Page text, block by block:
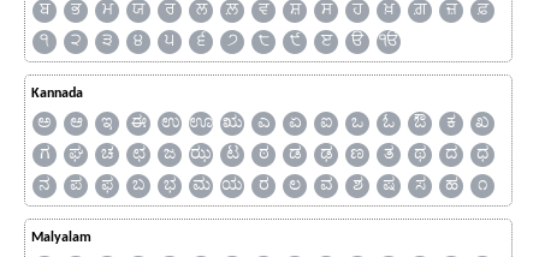
ਬ
ਭ ਮ ਯ ਰ ਲ ਲ਼ ਵ ਸ਼ ਸ ਹ ਖ਼ ਗ਼ ਜ਼
ਫ਼
੧
੨ ੩ ੪ ੫ ੬ ੭ ੮ ੯ ੲ ੳ ੴ
Kannada
ಅ ಆ ಇ ಈ ಉ ಊ ಋ ಎ ಏ ಐ ಒ ಓ ಔ ಕ
ಖ
ಗ
ಘ ಚ ಛ ಜ ಝ ಟ ಠ ಡ ಢ ಣ ತ ಥ ದ
ಧ
ನ
ಪ ಫ ಬ ಭ ಮ ಯ ರ ಲ ವ ಶ ಷ ಸ ಹ ೧
Malyalam